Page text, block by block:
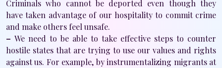
Criminals who cannot be deported even though they
have taken advantage of our hospitality to commit crime
and make others feel unsafe.
– We need to be able to take effective steps to counter
hostile states that are trying to use our values and rights
against us. For example, by instrumentalizing migrants at